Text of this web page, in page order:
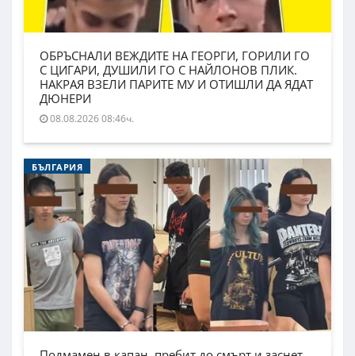
ОБРЪСНАЛИ ВЕЖДИТЕ НА ГЕОРГИ, ГОРИЛИ ГО
С ЦИГАРИ, ДУШИЛИ ГО С НАЙЛОНОВ ПЛИК.
НАКРАЯ ВЗЕЛИ ПАРИТЕ МУ И ОТИШЛИ ДА ЯДАТ
ДЮНЕРИ
08.08.2026 08:46ч.
БЪЛГАРИЯ